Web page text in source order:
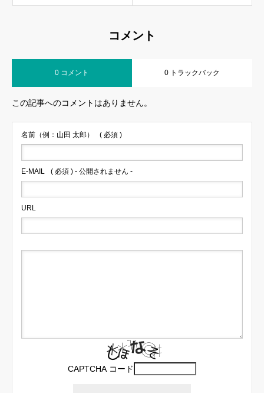
コメント
0 コメント 0 トラックバック
この記事へのコメントはありません。
名前（例：山田 太郎） ( 必須 )
E-MAIL ( 必須 ) - 公開されません -
URL
CAPTCHA コード